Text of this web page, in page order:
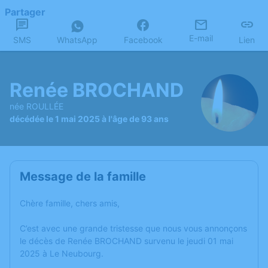
Partager
SMS WhatsApp Facebook E-mail Lien
Renée BROCHAND
née ROULLÉE
décédée le 1 mai 2025 à l'âge de 93 ans
Message de la famille
Chère famille, chers amis,
C’est avec une grande tristesse que nous vous annonçons
le décès de Renée BROCHAND survenu le jeudi 01 mai
2025 à Le Neubourg.